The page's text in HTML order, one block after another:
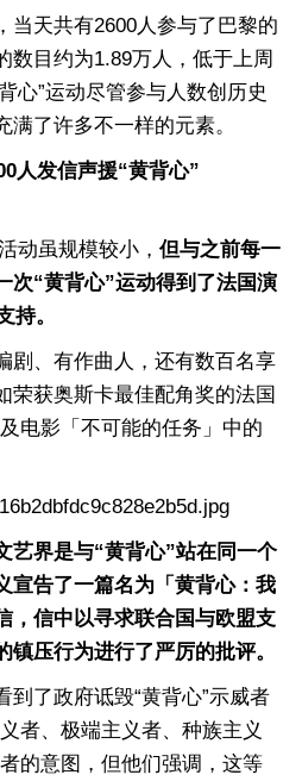
天共有2600人参与了巴黎的
数目约为1.89万人，低于上周
心”运动尽管参与人数创历史
了许多不一样的元素。
人发信声援“黄背心”
虽规模较小， 但与之前每一
次“黄背心”运动得到了法国演
持。
、有作曲人，还有数百名享
荣获奥斯卡最佳配角奖的法国
电影「不可能的任务」中的
艺界是与“黄背心”站在同一个
宣告了一篇名为「黄背心：我
，信中以寻求联合国与欧盟支
压行为进行了严厉的批评。
了政府诋毁“黄背心”示威者
者、极端主义者、种族主义
的意图，但他们强调，这等